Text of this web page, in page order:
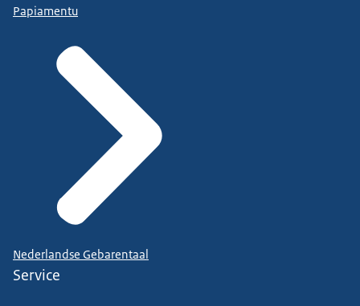
Papiamentu
Nederlandse Gebarentaal
Service